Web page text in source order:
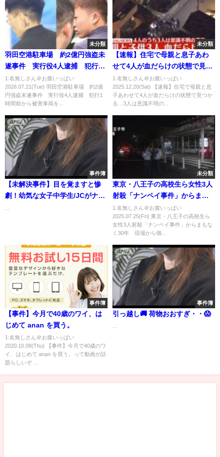
未分類
羽田空港駐車場 約2億円強盗未
遂事件 実行役4人逮捕 犯行1
時間前から被害車両を追跡した
か（2026年07月21日）
1:名無しさん＠お腹いっぱい
2026.07.21(Tue) 羽田空港駐車場 約2億
円強盗未遂事件 実行役4人逮捕 犯行1
時間前から被害車両を...
未分類
【速報】住宅で母親と息子あわ
せて4人が血だらけの状態で見つ
かる…3人は意識不明の重体 西
東京市
1:名無しさん＠お腹いっぱい
2025.12.20(Sat) 【速報】住宅で母親と息
子あわせて4人が血だらけの状態で見つか
る…3人は意識不明の...
事件簿
【未解決事件】目を覚ますと惨
劇！幼気な女子中学生/JCがナン
未分類
東京・八王子の高校生ら女性3人
射殺「ナンペイ事件」からまも
なく30年 現場から個人未特定
の7つの指紋…犯人の指紋含まれ
る可能性も視野に捜査｜
1:名無しさん＠お腹いっぱい
2025.07.25(Fri) 東京・八王子の高校生ら
女性3人射殺「ナンペイ事件」からまもな
く30年 現場から個...
事件簿
【事件】今月で40歳のワイ、は
じめて anan を買う。
1:名無しさん＠お腹いっぱい
2020.10.08(Thu) 【事件】今月で40歳のワ
イ、はじめて anan を買う。って動画が話
題らしいぞ ...
事件簿
引っ越し🚚 荷物おおすぎ・・😱